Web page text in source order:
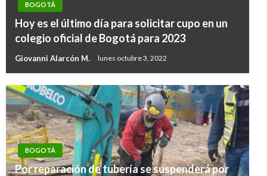
BOGOTÁ
Hoy es el último día para solicitar cupo en un
colegio oficial de Bogotá para 2023
Giovanni Alarcón M. lunes octubre 3, 2022
BOGOTÁ
Por reparación de tubería se suspenderá por